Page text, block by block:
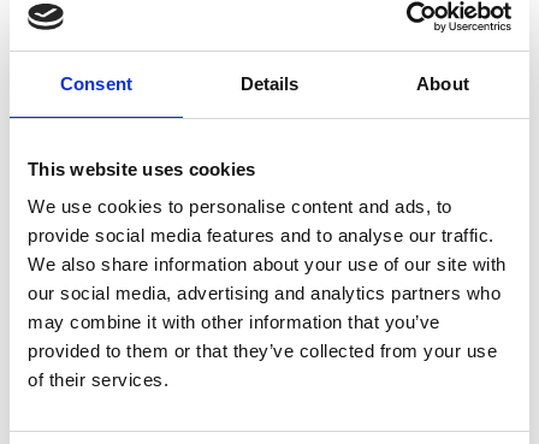
Consent Details About
This website uses cookies
We use cookies to personalise content and ads, to
provide social media features and to analyse our traffic.
We also share information about your use of our site with
our social media, advertising and analytics partners who
may combine it with other information that you’ve
provided to them or that they’ve collected from your use
of their services.
Tag: #esportazioni
Suggeriti per te